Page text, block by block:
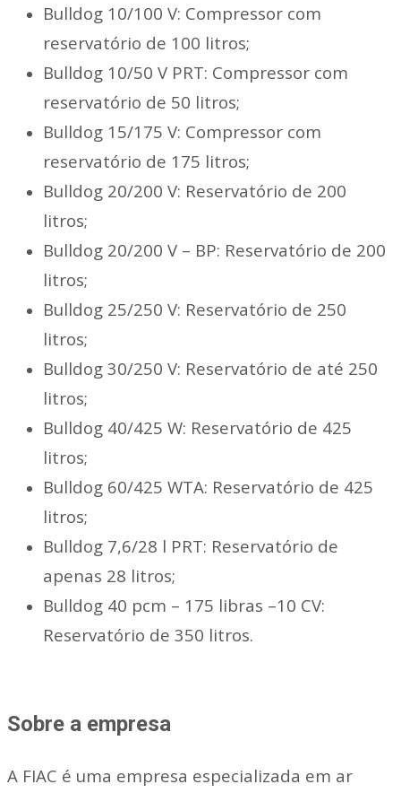
Bulldog 10/100 V: Compressor com
reservatório de 100 litros;
Bulldog 10/50 V PRT: Compressor com
reservatório de 50 litros;
Bulldog 15/175 V: Compressor com
reservatório de 175 litros;
Bulldog 20/200 V: Reservatório de 200
litros;
Bulldog 20/200 V – BP: Reservatório de 200
litros;
Bulldog 25/250 V: Reservatório de 250
litros;
Bulldog 30/250 V: Reservatório de até 250
litros;
Bulldog 40/425 W: Reservatório de 425
litros;
Bulldog 60/425 WTA: Reservatório de 425
litros;
Bulldog 7,6/28 l PRT: Reservatório de
apenas 28 litros;
Bulldog 40 pcm – 175 libras –10 CV:
Reservatório de 350 litros.
Sobre a empresa
A FIAC é uma empresa especializada em ar